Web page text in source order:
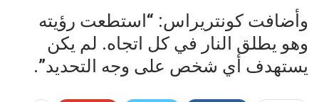
وأضافت كونتريراس: “استطعت رؤيته
وهو يطلق النار في كل اتجاه. لم يكن
يستهدف أي شخص على وجه التحديد”.